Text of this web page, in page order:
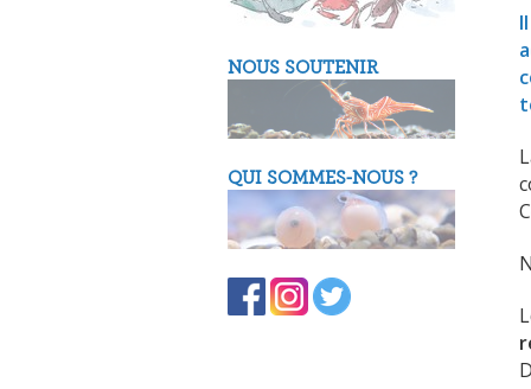
NOUS SOUTENIR
QUI SOMMES-NOUS ?